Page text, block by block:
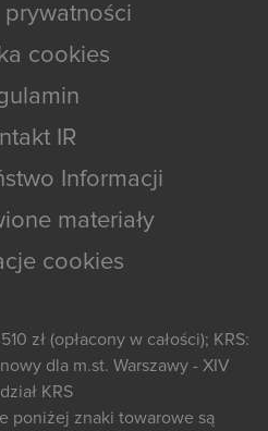
prywatności
cookies
IR
Informacji
materiały
cookies
zł (opłacony w całości); KRS:
dla m.st. Warszawy - XIV
KRS
poniżej znaki towarowe są